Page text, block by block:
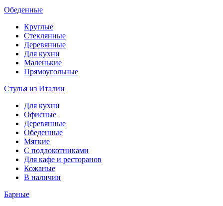
Обеденные
Круглые
Стеклянные
Деревянные
Для кухни
Маленькие
Прямоугольные
Стулья из Италии
Для кухни
Офисные
Деревянные
Обеденные
Мягкие
С подлокотниками
Для кафе и ресторанов
Кожаные
В наличии
Барные